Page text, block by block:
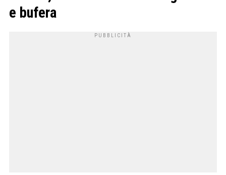
e bufera